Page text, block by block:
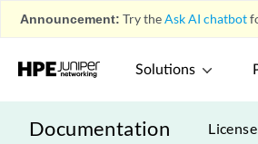
Announcement: Try theAsk AI chatbot
Solutions
Documentation